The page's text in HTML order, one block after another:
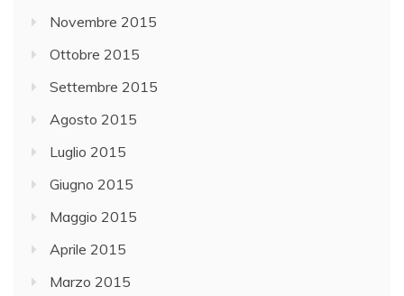
Novembre 2015
Ottobre 2015
Settembre 2015
Agosto 2015
Luglio 2015
Giugno 2015
Maggio 2015
Aprile 2015
Marzo 2015